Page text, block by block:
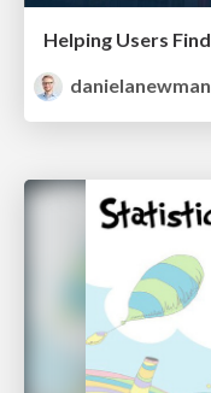
danielanewman